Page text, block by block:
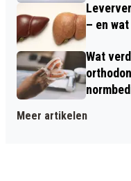
– en
Wat
Meer artikelen